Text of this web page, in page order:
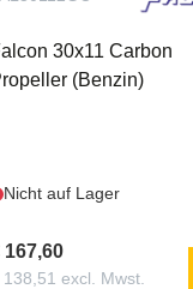
30x11 Carbon
(Benzin)
Nicht auf Lager
167,60
138,51 excl. Mwst.